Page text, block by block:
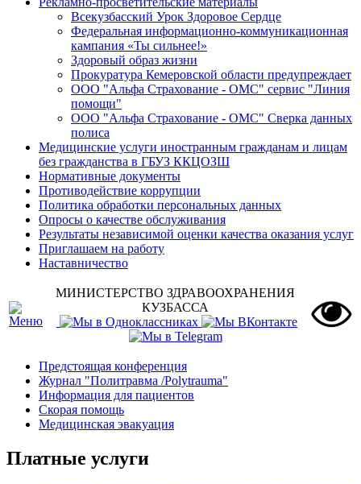
Всекузбасский Урок Здоровое Сердце
Федеральная информационно-коммуникационная
кампания «Ты сильнее!»
Здоровый образ жизни
Прокуратура Кемеровской области предупреждает
ООО "Альфа Страхование - ОМС" сервис "Линия
помощи"
ООО "Альфа Страхование - ОМС" Сверка данных
полиса
Медицинские услуги иностранным гражданам и лицам
без гражданства в ГБУЗ ККЦОЗШ
Нормативные документы
Противодействие коррупции
Политика обработки персональных данных
Опросы о качестве обслуживания
Результаты независимой оценки качества оказания услуг
Приглашаем на работу
Наставничество
МИНИСТЕРСТВО ЗДРАВООХРАНЕНИЯ
КУЗБАССА
Предстоящая конференция
Журнал "Политравма /Polytrauma"
Информация для пациентов
Скорая помощь
Медицинская эвакуация
Платные услуги